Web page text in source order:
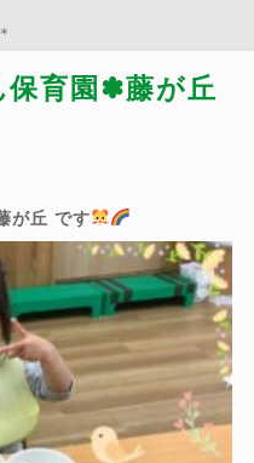
育園✽藤が丘
が丘 です